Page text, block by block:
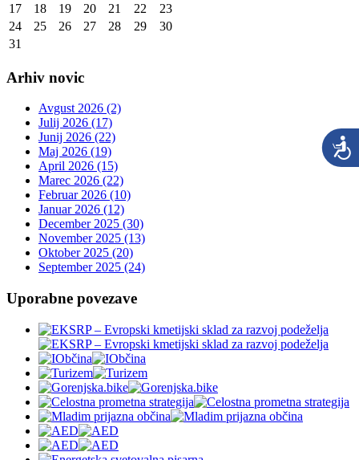
17
18 19 20 21 22
23
24
25 26 27 28 29
30
31
Arhiv novic
Avgust 2026 (2)
Julij 2026 (17)
Junij 2026 (22)
Maj 2026 (19)
April 2026 (15)
Marec 2026 (22)
Februar 2026 (10)
Januar 2026 (12)
December 2025 (30)
November 2025 (13)
Oktober 2025 (20)
September 2025 (24)
Uporabne povezave